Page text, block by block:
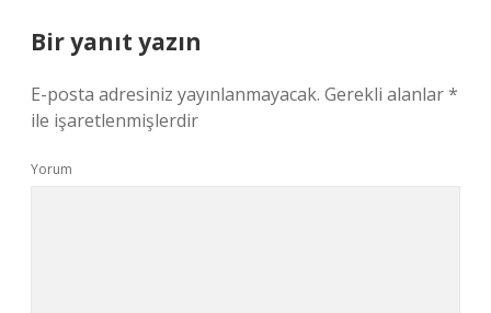
Bir yanıt yazın
E-posta adresiniz yayınlanmayacak. Gerekli alanlar*
ile işaretlenmişlerdir
Yorum